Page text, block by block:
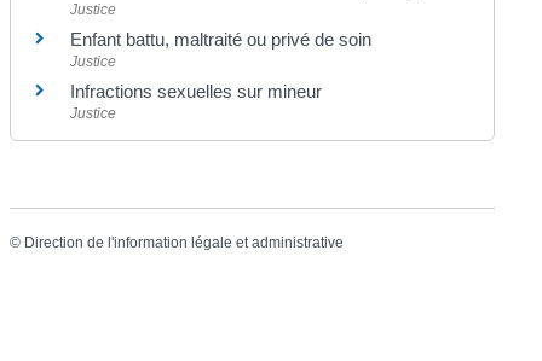
Justice
Enfant battu, maltraité ou privé de soin
Justice
Infractions sexuelles sur mineur
Justice
© Direction de l'information légale et administrative